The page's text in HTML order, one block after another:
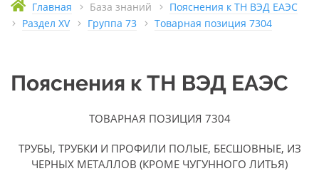
Главная База знаний
Пояснения к ТН ВЭД ЕАЭС
Раздел XV
Группа 73 Товарная позиция 7304
Пояснения к ТН ВЭД ЕАЭС
ТОВАРНАЯ ПОЗИЦИЯ 7304
ТРУБЫ, ТРУБКИ И ПРОФИЛИ ПОЛЫЕ, БЕСШОВНЫЕ, ИЗ
ЧЕРНЫХ МЕТАЛЛОВ (КРОМЕ ЧУГУННОГО ЛИТЬЯ)